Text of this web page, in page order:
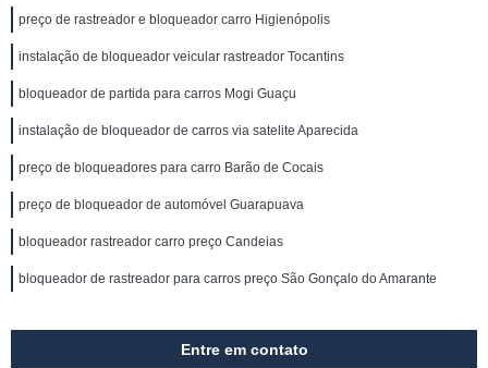
preço de rastreador e bloqueador carro Higienópolis
instalação de bloqueador veicular rastreador Tocantins
bloqueador de partida para carros Mogi Guaçu
instalação de bloqueador de carros via satelite Aparecida
preço de bloqueadores para carro Barão de Cocais
preço de bloqueador de automóvel Guarapuava
bloqueador rastreador carro preço Candeias
bloqueador de rastreador para carros preço São Gonçalo do Amarante
Entre em contato